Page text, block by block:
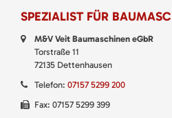
SPEZIALIST FÜR
M&V Veit Baumaschinen eGbR
Torstraße 11
72135 Dettenhausen
Telefon: 07157 5299 200
Fax: 07157 5299 399